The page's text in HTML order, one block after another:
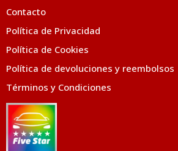
Contacto
Política de Privacidad
Política de Cookies
Política de devoluciones y reembolsos
Términos y Condiciones